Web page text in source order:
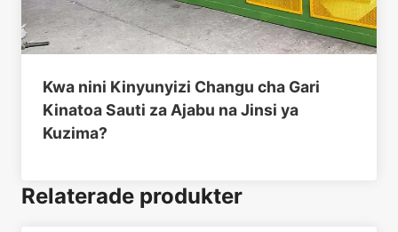
Kwa nini Kinyunyizi Changu cha Gari
Kinatoa Sauti za Ajabu na Jinsi ya
Kuzima?
Relaterade produkter